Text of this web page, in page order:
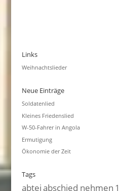
Links
Weihnachtslieder
Neue Einträge
Soldatenlied
Kleines Friedenslied
W-50-Fahrer in Angola
Ermutigung
Ökonomie der Zeit
Tags
abteiabschied nehmen